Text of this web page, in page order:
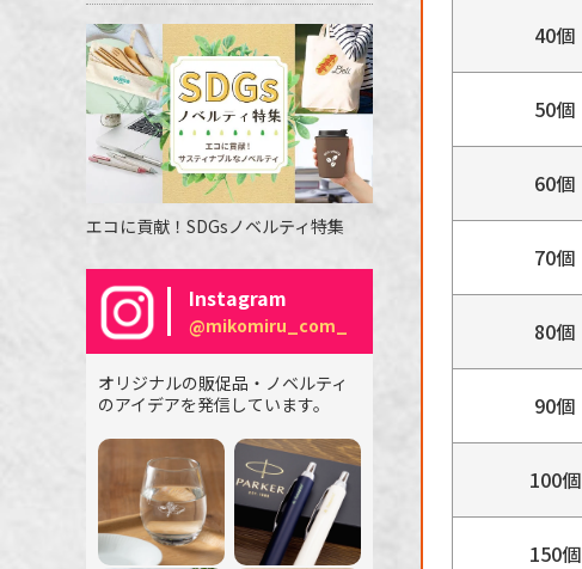
エコに貢献！SDGsノベルティ特集
Instagram
@mikomiru_com_
オリジナルの販促品・ノベルティ
のアイデアを発信しています。
40個
50個
60個
70個
80個
90個
100個
150個